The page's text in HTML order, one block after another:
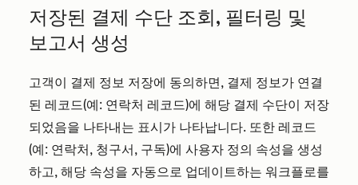
저장된 결제 수단 조회, 필터링 및
보고서 생성
고객이 결제 정보 저장에 동의하면, 결제 정보가 연결
된 레코드(예: 연락처 레코드)에 해당 결제 수단이 저장
되었음을 나타내는 표시가 나타납니다. 또한 레코드
(예: 연락처, 청구서, 구독)에 사용자 정의 속성을 생성
하고, 해당 속성을 자동으로 업데이트하는 워크플로를